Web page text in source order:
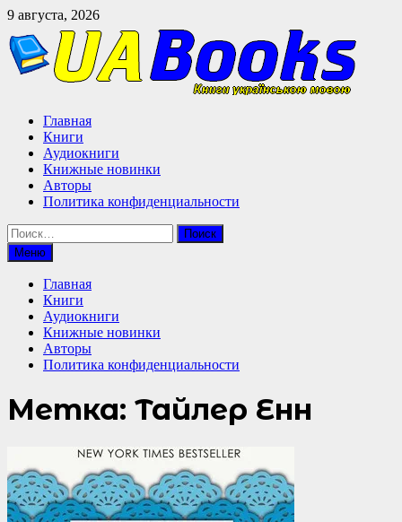
Перейти
содержимому
9 августа, 2026
Главная
Книги
Аудиокниги
Книжные новинки
Авторы
Политика конфиденциальности
Найти:
Меню
Главная
Книги
Аудиокниги
Книжные новинки
Авторы
Политика конфиденциальности
Метка: Тайлер Енн